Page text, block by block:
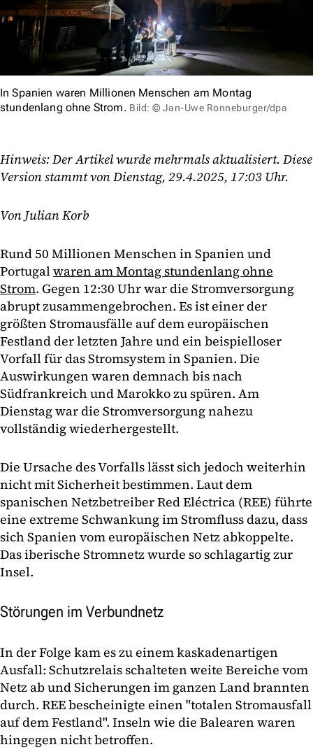
In Spanien waren Millionen Menschen am Montag
stundenlang ohne Strom. Bild: © Jan-Uwe Ronneburger/dpa
Hinweis: Der Artikel wurde mehrmals aktualisiert. Diese
Version stammt von Dienstag, 29.4.2025, 17:03 Uhr.
Von Julian Korb
Rund 50 Millionen Menschen in Spanien und
Portugalwaren am Montag stundenlang ohne
Strom. Gegen 12:30 Uhr war die Stromversorgung
abrupt zusammengebrochen. Es ist einer der
größten Stromausfälle auf dem europäischen
Festland der letzten Jahre und ein beispielloser
Vorfall für das Stromsystem in Spanien. Die
Auswirkungen waren demnach bis nach
Südfrankreich und Marokko zu spüren. Am
Dienstag war die Stromversorgung nahezu
vollständig wiederhergestellt.
Die Ursache des Vorfalls lässt sich jedoch weiterhin
nicht mit Sicherheit bestimmen. Laut dem
spanischen Netzbetreiber Red Eléctrica (REE) führte
eine extreme Schwankung im Stromfluss dazu, dass
sich Spanien vom europäischen Netz abkoppelte.
Das iberische Stromnetz wurde so schlagartig zur
Insel.
Störungen im Verbundnetz
In der Folge kam es zu einem kaskadenartigen
Ausfall: Schutzrelais schalteten weite Bereiche vom
Netz ab und Sicherungen im ganzen Land brannten
durch. REE bescheinigte einen "totalen Stromausfall
auf dem Festland". Inseln wie die Balearen waren
hingegen nicht betroffen.